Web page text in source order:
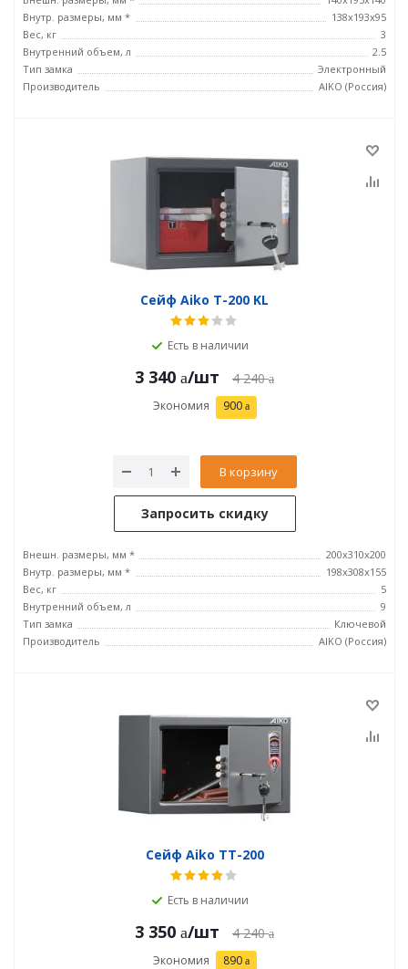
Внутр. размеры, мм *
138x193x95
Вес, кг
3
Внутренний объем, л
2.5
Тип замка
Электронный
Производитель
AIKO (Россия)
Сейф Aiko T-200 KL
Есть в наличии
3 340 /шт 4 240
Экономия 900
В корзину
Запросить скидку
Внешн. размеры, мм *
200x310x200
Внутр. размеры, мм *
198x308x155
Вес, кг
5
Внутренний объем, л
9
Тип замка
Ключевой
Производитель
AIKO (Россия)
Сейф Aiko ТТ-200
Есть в наличии
3 350 /шт 4 240
Экономия 890